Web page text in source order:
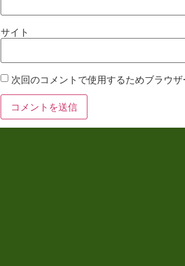
サイト
次回のコメントで使用するためブラウ